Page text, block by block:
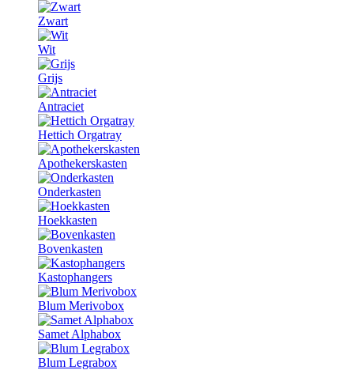
Zwart
Wit
Grijs
Antraciet
Hettich Orgatray
Apothekerskasten
Onderkasten
Hoekkasten
Bovenkasten
Kastophangers
Blum Merivobox
Samet Alphabox
Blum Legrabox